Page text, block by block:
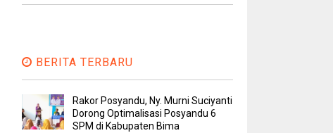
BERITA TERBARU
Rakor Posyandu, Ny. Murni Suciyanti
Dorong Optimalisasi Posyandu 6
SPM di Kabupaten Bima